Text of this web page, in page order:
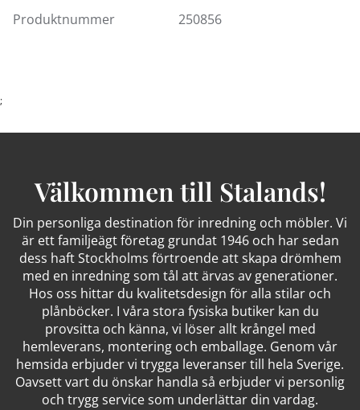
Produktnummer
250856
;
Välkommen till Stalands!
Din personliga destination för inredning och möbler. Vi
är ett familjeägt företag grundat 1946 och har sedan
dess haft Stockholms förtroende att skapa drömhem
med en inredning som tål att ärvas av generationer.
Hos oss hittar du kvalitetsdesign för alla stilar och
plånböcker. I våra stora fysiska butiker kan du
provsitta och känna, vi löser allt krångel med
hemleverans, montering och emballage. Genom vår
hemsida erbjuder vi trygga leveranser till hela Sverige.
Oavsett vart du önskar handla så erbjuder vi personlig
och trygg service som underlättar din vardag.